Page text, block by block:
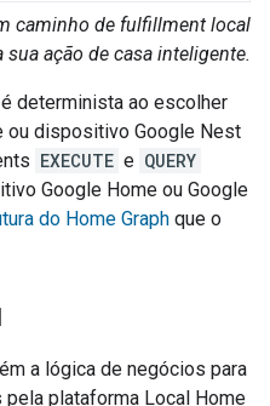
caminho de fulfillment local
sua ação de casa inteligente.
determinista ao escolher
ou dispositivo Google Nest
EXECUTE e QUERY
Google Home ou Google
do Home Graph que o
a lógica de negócios para
plataforma Local Home